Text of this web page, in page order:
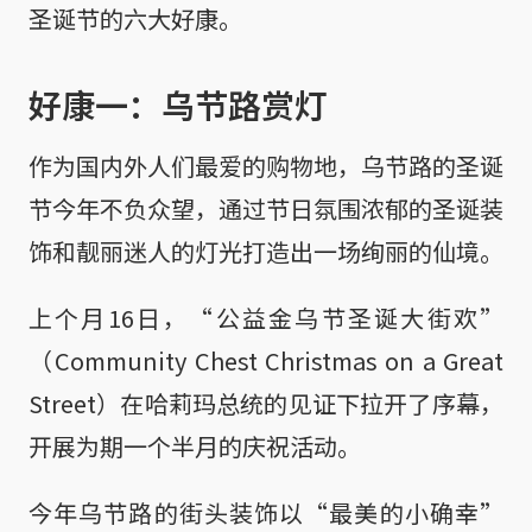
圣诞节的六大好康。
好康一：乌节路赏灯
作为国内外人们最爱的购物地，乌节路的圣诞
节今年不负众望，通过节日氛围浓郁的圣诞装
饰和靓丽迷人的灯光打造出一场绚丽的仙境。
上个月16日，“公益金乌节圣诞大街欢”
（Community Chest Christmas on a Great
Street）在哈莉玛总统的见证下拉开了序幕，
开展为期一个半月的庆祝活动。
今年乌节路的街头装饰以“最美的小确幸”